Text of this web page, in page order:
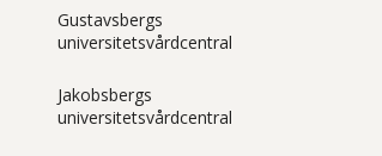
Gustavsbergs
universitetsvårdcentral
Jakobsbergs
universitetsvårdcentral